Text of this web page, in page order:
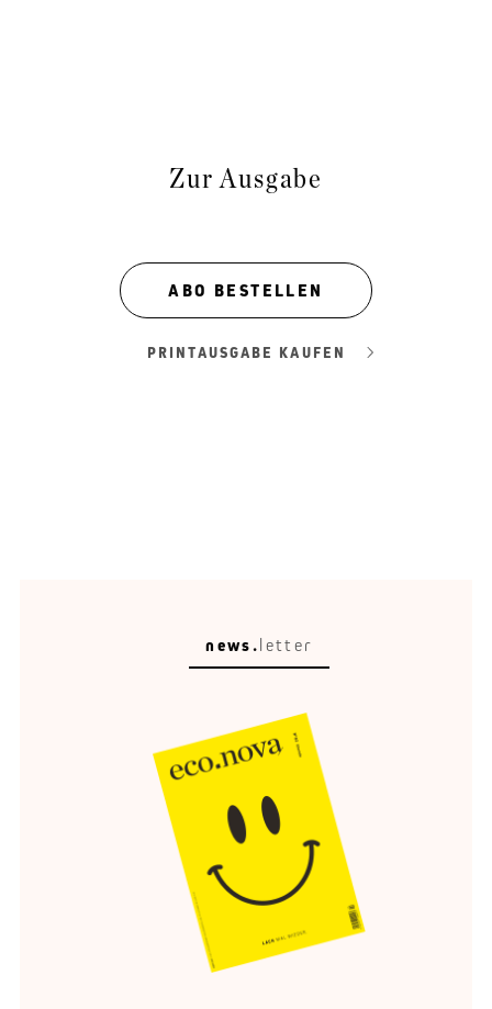
Zur Ausgabe
ABO BESTELLEN
PRINTAUSGABE KAUFEN
Energie-Wende
Flexibilität ist das Gold der Energiewende.
news.letter